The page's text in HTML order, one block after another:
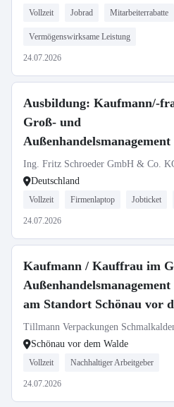
Vollzeit Jobrad Mitarbeiterrabatte
Vermögenswirksame Leistung
24.07.2026
Ausbildung: Kaufmann/-
Groß- und
Ing. Fritz Schroeder GmbH & Co.
Deutschland
Vollzeit Firmenlaptop Jobticket
24.07.2026
Kaufmann / Kauffrau im
am Standort Schönau vor
Walde
Tillmann Verpackungen
Schönau vor dem Walde
Vollzeit Nachhaltiger Arbeitgeber
24.07.2026